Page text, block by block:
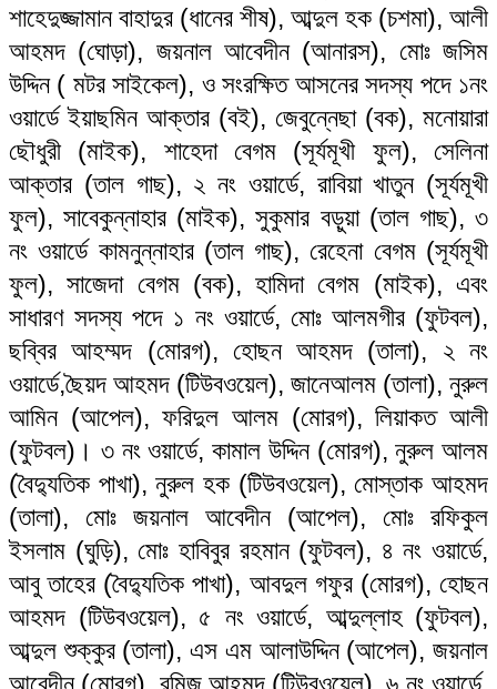
শাহেদুজ্জামান বাহাদুর (ধানের শীষ), আব্দুল হক (চশমা), আলী
আহমদ (ঘোড়া), জয়নাল আবেদীন (আনারস), মোঃ জসিম
উদ্দিন ( মটর সাইকেল), ও সংরক্ষিত আসনের সদস্য পদে ১নং
ওয়ার্ডে ইয়াছমিন আক্তার (বই), জেবুন্নেছা (বক), মনোয়ারা
ছৌধুরী (মাইক), শাহেদা বেগম (সূর্যমূখী ফুল), সেলিনা
আক্তার (তাল গাছ), ২ নং ওয়ার্ডে, রাবিয়া খাতুন (সূর্যমূখী
ফুল), সাবেকুন্নাহার (মাইক), সুকুমার বড়ুয়া (তাল গাছ), ৩
নং ওয়ার্ডে কামনুন্নাহার (তাল গাছ), রেহেনা বেগম (সূর্যমূখী
ফুল), সাজেদা বেগম (বক), হামিদা বেগম (মাইক), এবং
সাধারণ সদস্য পদে ১ নং ওয়ার্ডে, মোঃ আলমগীর (ফুটবল),
ছব্বির আহম্মদ (মোরগ), হোছন আহমদ (তালা), ২ নং
ওয়ার্ডে,ছৈয়দ আহমদ (টিউবওয়েল), জানেআলম (তালা), নুরুল
আমিন (আপেল), ফরিদুল আলম (মোরগ), লিয়াকত আলী
(ফুটবল)। ৩ নং ওয়ার্ডে, কামাল উদ্দিন (মোরগ), নুরুল আলম
(বৈদ্যুতিক পাখা), নুরুল হক (টিউবওয়েল), মোস্তাক আহমদ
(তালা), মোঃ জয়নাল আবেদীন (আপেল), মোঃ রফিকুল
ইসলাম (ঘুড়ি), মোঃ হাবিবুর রহমান (ফুটবল), ৪ নং ওয়ার্ডে,
আবু তাহের (বৈদ্যুতিক পাখা), আবদুল গফুর (মোরগ), হোছন
আহমদ (টিউবওয়েল), ৫ নং ওয়ার্ডে, আব্দুল্লাহ (ফুটবল),
আব্দুল শুক্কুর (তালা), এস এম আলাউদ্দিন (আপেল), জয়নাল
আবেদীন (মোরগ), রমিজ আহমদ (টিউবওয়েল), ৬ নং ওয়ার্ডে,